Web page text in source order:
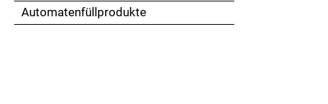
Automatenfüllprodukte